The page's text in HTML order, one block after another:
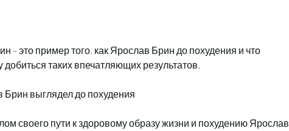
– это пример того, как Ярослав Брин до похудения и что
добиться таких впечатляющих результатов.
Брин выглядел до похудения
своего пути к здоровому образу жизни и похудению Ярослав